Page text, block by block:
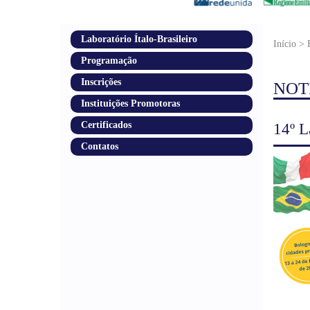
Laboratório Ítalo-Brasileiro
Programação
Inscrições
Instituições Promotoras
Certificados
Contatos
Início >
14º